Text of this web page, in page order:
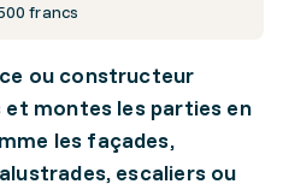
francs
ou constructeur
montes les parties en
les façades,
escaliers ou